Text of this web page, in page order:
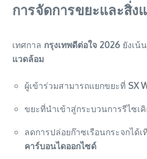
การจัดการขยะและสิ่ง
เทศกาล กรุงเทพดีต่อใจ 2026 ยังเน้
แวดล้อม
ผู้เข้าร่วมสามารถแยกขยะที่ SX
ขยะที่นำเข้าสู่กระบวนการรีไซเ
ลดการปล่อยก๊าซเรือนกระจกได้เ
คาร์บอนไดออกไซด์